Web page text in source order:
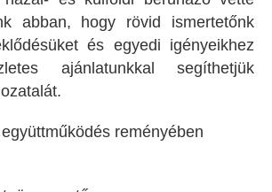
abban, hogy rövid ismertetőnk
és egyedi igényeikhez
ajánlatunkkal segíthetjük
reményében